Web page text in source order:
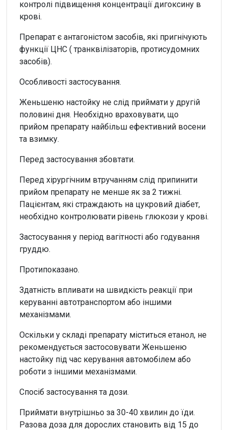
контролі підвищення концентрації дигоксину в
крові.
Препарат є антагоністом засобів, які пригнічують
функції ЦНС ( транквілізаторів, протисудомних
засобів).
Особливості застосування.
Женьшеню настойку не слід приймати у другій
половині дня. Необхідно враховувати, що
прийом препарату найбільш ефективний восени
та взимку.
Перед застосування збовтати.
Перед хірургічним втручанням слід припинити
прийом препарату не менше як за 2 тижні.
Пацієнтам, які страждають на цукровий діабет,
необхідно контролювати рівень глюкози у крові.
Застосування у період вагітності або годування
груддю.
Протипоказано.
Здатність впливати на швидкість реакції при
керуванні автотранспортом або іншими
механізмами.
Оскільки у складі препарату міститься етанол, не
рекомендується застосовувати Женьшеню
настойку під час керування автомобілем або
роботи з іншими механізмами.
Спосіб застосування та дози.
Приймати внутрішньо за 30-40 хвилин до їди.
Разова доза для дорослих становить від 15 до